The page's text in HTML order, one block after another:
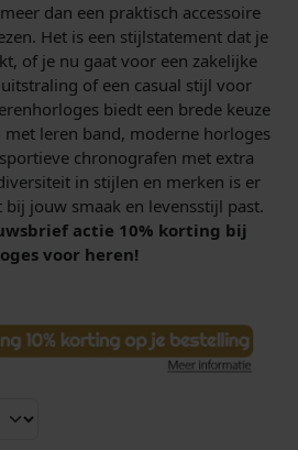
dan een praktisch accessoire
Het is een stijlstatement dat je
of je nu gaat voor een zakelijke
of een casual stijl voor
biedt een brede keuze
leren band, moderne horloges
chronografen met extra
in stijlen en merken is er
jouw smaak en levensstijl past.
actie 10% korting bij
voor heren!